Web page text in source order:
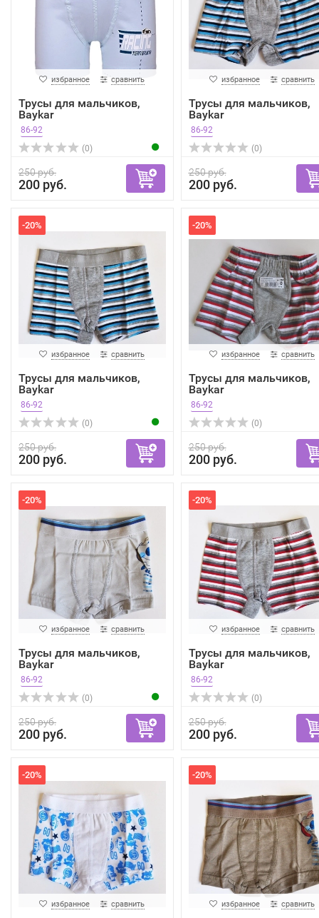
избранное сравнить
Трусы для мальчиков,
Baykar
86-92
(0)
250 руб.
200 руб.
избранное сравнить
Трусы для мальчиков,
Baykar
86-92
(0)
250 руб.
200 руб.
-20%
избранное сравнить
Трусы для мальчиков,
Baykar
86-92
(0)
250 руб.
200 руб.
-20%
избранное сравнить
Трусы для мальчиков,
Baykar
86-92
(0)
250 руб.
200 руб.
-20%
избранное сравнить
Трусы для мальчиков,
Baykar
86-92
(0)
250 руб.
200 руб.
-20%
избранное сравнить
Трусы для мальчиков,
Baykar
86-92
(0)
250 руб.
200 руб.
-20%
избранное сравнить
-20%
избранное сравнить